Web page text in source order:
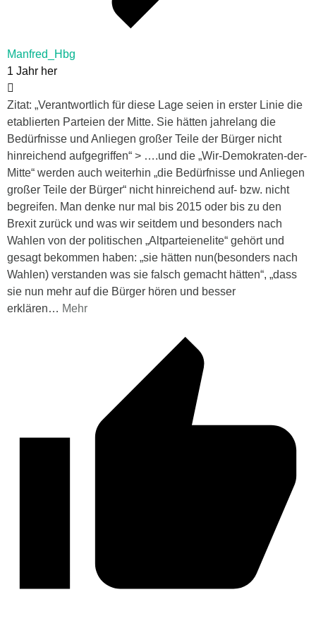
Manfred_Hbg
1 Jahr her
Zitat: „Verantwortlich für diese Lage seien in erster Linie die
etablierten Parteien der Mitte. Sie hätten jahrelang die
Bedürfnisse und Anliegen großer Teile der Bürger nicht
hinreichend aufgegriffen“ > ….und die „Wir-Demokraten-der-
Mitte“ werden auch weiterhin „die Bedürfnisse und Anliegen
großer Teile der Bürger“ nicht hinreichend auf- bzw. nicht
begreifen. Man denke nur mal bis 2015 oder bis zu den
Brexit zurück und was wir seitdem und besonders nach
Wahlen von der politischen „Altparteienelite“ gehört und
gesagt bekommen haben: „sie hätten nun(besonders nach
Wahlen) verstanden was sie falsch gemacht hätten“, „dass
sie nun mehr auf die Bürger hören und besser
erklären… Mehr